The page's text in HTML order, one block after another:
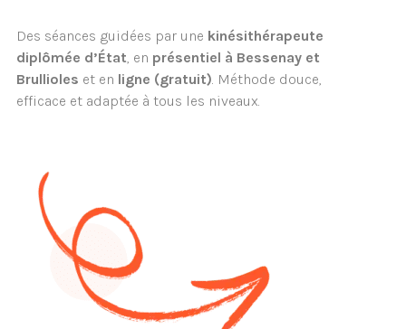
Des séances guidées par une kinésithérapeute
diplômée d’État , en présentiel à Bessenay et
Brullioles et en ligne (gratuit) . Méthode douce,
efficace et adaptée à tous les niveaux.